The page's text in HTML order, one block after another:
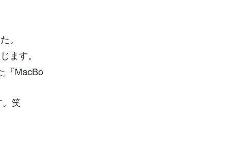
。
ます。
『MacBo
笑